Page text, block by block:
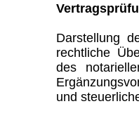
Darstellung
rechtliche
des
und